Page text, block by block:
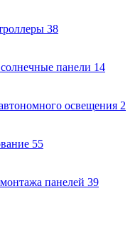
38
панели 14
освещения 2
55
панелей 39